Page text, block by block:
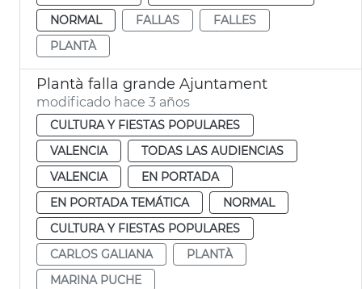
NORMAL
FALLAS
FALLES
PLANTÀ
Plantà falla grande Ajuntament
modificado hace 3 años
CULTURA Y FIESTAS POPULARES
VALENCIA
TODAS LAS AUDIENCIAS
VALENCIA
EN PORTADA
EN PORTADA TEMÁTICA
NORMAL
CULTURA Y FIESTAS POPULARES
CARLOS GALIANA
PLANTÀ
MARINA PUCHE